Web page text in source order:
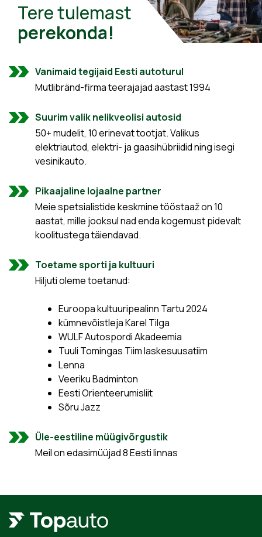
Tere tulemast
perekonda!
Vanimaid tegijaid Eesti autoturul
Mutlibränd-firma teerajajad aastast 1994
Suurim valik nelikveolisi autosid
50+ mudelit, 10 erinevat tootjat. Valikus
elektriautod, elektri- ja gaasihübriidid ning isegi
vesinikauto.
Pikaajaline lojaalne partner
Meie spetsialistide keskmine tööstaaž on 10
aastat, mille jooksul nad enda kogemust pidevalt
koolitustega täiendavad.
Toetame sporti ja kultuuri
Hiljuti oleme toetanud:
Euroopa kultuuripealinn Tartu 2024
kümnevõistleja Karel Tilga
WULF Autospordi Akadeemia
Tuuli Tomingas Tiim laskesuusatiim
Lenna
Veeriku Badminton
Eesti Orienteerumisliit
Sõru Jazz
Üle-eestiline müügivõrgustik
Meil on edasimüüjad 8 Eesti linnas